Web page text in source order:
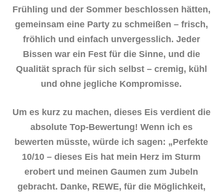
Frühling und der Sommer beschlossen hätten,
gemeinsam eine Party zu schmeißen – frisch,
fröhlich und einfach unvergesslich. Jeder
Bissen war ein Fest für die Sinne, und die
Qualität sprach für sich selbst – cremig, kühl
und ohne jegliche Kompromisse.
Um es kurz zu machen, dieses Eis verdient die
absolute Top-Bewertung! Wenn ich es
bewerten müsste, würde ich sagen: „Perfekte
10/10 – dieses Eis hat mein Herz im Sturm
erobert und meinen Gaumen zum Jubeln
gebracht. Danke, REWE, für die Möglichkeit,